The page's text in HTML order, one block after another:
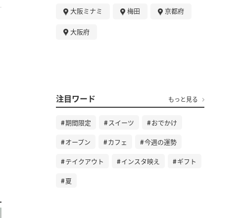
大阪ミナミ 梅田 京都府
大阪府
注目ワード もっと見る
期間限定 スイーツ おでかけ
オープン カフェ 今週の運勢
テイクアウト インスタ映え ギフト
夏